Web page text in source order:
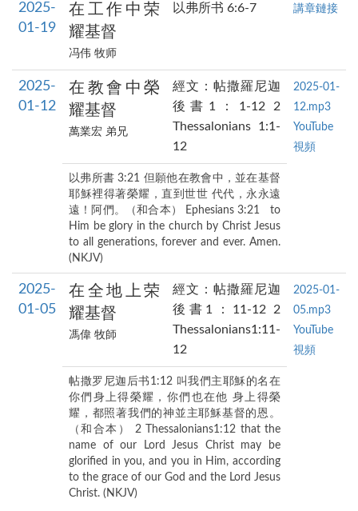
2025-
01-19
在工作中荣
耀基督
冯伟 牧师
以弗所书 6:6-7 講章鏈接
2025-
01-12
在教會中榮
耀基督
萬業宏 弟兄
經文：帖撒羅尼迦
後書1：1-12 2
Thessalonians 1:1-
12
2025-01-
12.mp3
YouTube
視頻
以弗所書 3:21 但願他在教會中，並在基督
耶穌裡得著榮耀，直到世世 代代，永永遠
遠！阿們。（和合本） Ephesians 3:21 to
Him be glory in the church by Christ Jesus
to all generations, forever and ever. Amen.
(NKJV)
2025-
01-05
在全地上荣
耀基督
馮偉 牧師
經文：帖撒羅尼迦
後書1：11-12 2
Thessalonians1:11-
12
2025-01-
05.mp3
YouTube
視頻
帖撒罗尼迦后书1:12 叫我們主耶穌的名在
你們身上得榮耀，你們也在他 身上得榮
耀，都照著我們的神並主耶穌基督的恩。
（和合本） 2 Thessalonians1:12 that the
name of our Lord Jesus Christ may be
glorified in you, and you in Him, according
to the grace of our God and the Lord Jesus
Christ. (NKJV)